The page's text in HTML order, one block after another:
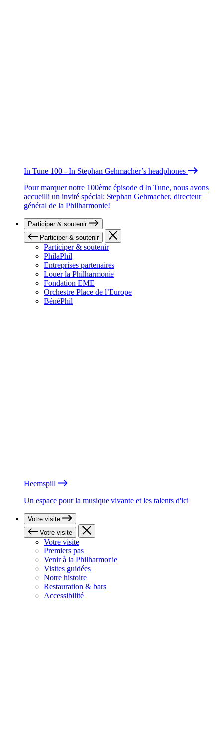
In Tune 100 - In Stephan Gehmacher’s headphones
Pour marquer notre 100ème épisode d'In Tune, nous avons
accueilli un invité spécial: Stephan Gehmacher, directeur
général de la Philharmonie!
Participer & soutenir
Participer & soutenir
Participer & soutenir
PhilaPhil
Entreprises partenaires
Louer la Philharmonie
Fondation EME
Orchestre Place de l’Europe
BénéPhil
Heemspill
Un espace pour la musique vivante et les talents d'ici
Votre visite
Votre visite
Votre visite
Premiers pas
Venir à la Philharmonie
Visites guidées
Notre histoire
Restauration & bars
Accessibilité